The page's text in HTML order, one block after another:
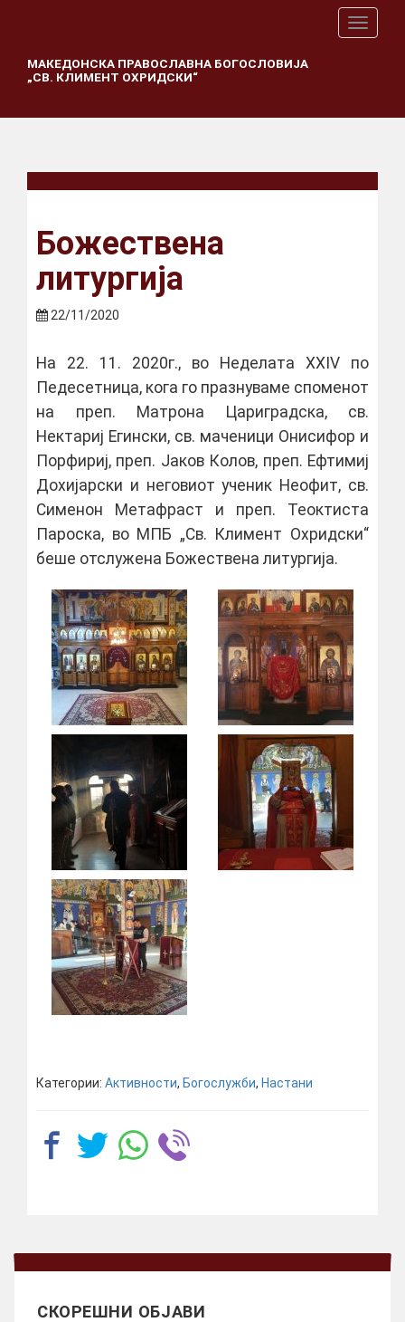
T
o
e
v
i
МАКЕДОНСКА ПРАВОСЛАВНА БОГОСЛОВИЈА
„СВ. КЛИМЕНТ ОХРИДСКИ“
Божествена
литургија
22/11/2020
На 22. 11. 2020г., во Неделата XXIV по
Педесетница, кога го празнуваме споменот
на преп. Матрона Цариградска, св.
Нектариј Егински, св. маченици Онисифор и
Порфириј, преп. Јаков Колов, преп. Ефтимиј
Дохијарски и неговиот ученик Неофит, св.
Сименон Метафраст и преп. Теоктиста
Пароска, во МПБ „Св. Климент Охридски“
беше отслужена Божествена литургија.
Категории: Активности, Богослужби, Настани
СКОРЕШНИ ОБЈАВИ